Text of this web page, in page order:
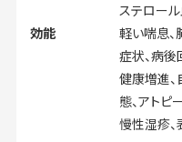
効能
ステロール
軽い喘息、
症状、病後
健康増進、
態、アトピ
慢性湿疹